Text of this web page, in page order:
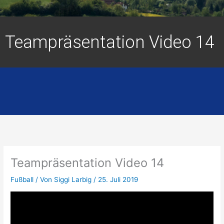
Teampräsentation Video 14
Teampräsentation Video 14
Fußball / Von Siggi Larbig/ 25. Juli 2019